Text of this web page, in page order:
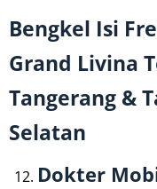
Bengkel Isi
Grand Livina
Tangerang &
Selatan
Dokter